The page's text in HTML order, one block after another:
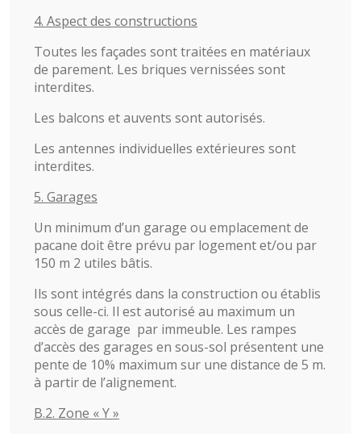
4. Aspect des constructions
Toutes les façades sont traitées en matériaux
de parement. Les briques vernissées sont
interdites.
Les balcons et auvents sont autorisés.
Les antennes individuelles extérieures sont
interdites.
5. Garages
Un minimum d’un garage ou emplacement de
pacane doit être prévu par logement et/ou par
150 m 2 utiles bâtis.
Ils sont intégrés dans la construction ou établis
sous celle-ci. Il est autorisé au maximum un
accès de garage par immeuble. Les rampes
d’accès des garages en sous-sol présentent une
pente de 10% maximum sur une distance de 5 m.
à partir de l’alignement.
B.2. Zone « Y »